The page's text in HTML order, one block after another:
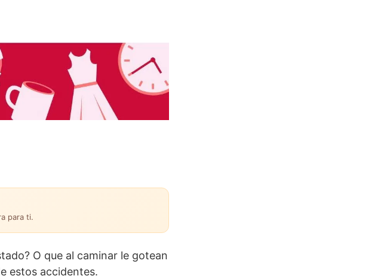
para ti.
O que al caminar le gotean
estos accidentes.